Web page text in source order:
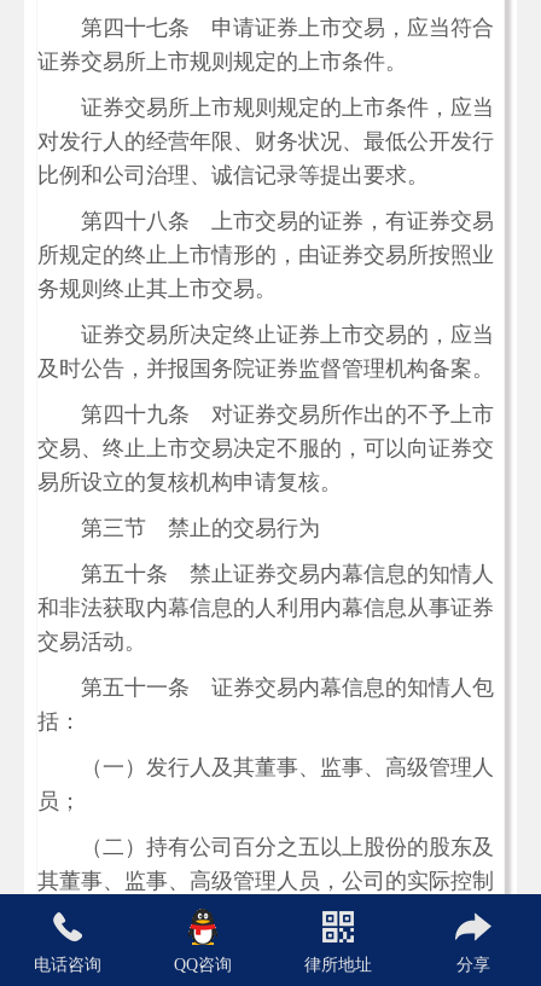
第四十七条 申请证券上市交易，应当符合
证券交易所上市规则规定的上市条件。
证券交易所上市规则规定的上市条件，应当
对发行人的经营年限、财务状况、最低公开发行
比例和公司治理、诚信记录等提出要求。
第四十八条 上市交易的证券，有证券交易
所规定的终止上市情形的，由证券交易所按照业
务规则终止其上市交易。
证券交易所决定终止证券上市交易的，应当
及时公告，并报国务院证券监督管理机构备案。
第四十九条 对证券交易所作出的不予上市
交易、终止上市交易决定不服的，可以向证券交
易所设立的复核机构申请复核。
第三节 禁止的交易行为
第五十条 禁止证券交易内幕信息的知情人
和非法获取内幕信息的人利用内幕信息从事证券
交易活动。
第五十一条 证券交易内幕信息的知情人包
括：
（一）发行人及其董事、监事、高级管理人
员；
（二）持有公司百分之五以上股份的股东及
其董事、监事、高级管理人员，公司的实际控制
人及其董事、监事、高级管理人员；
（三）发行人控股或者实际控制的公司及其
电话咨询 QQ咨询 律所地址 分享